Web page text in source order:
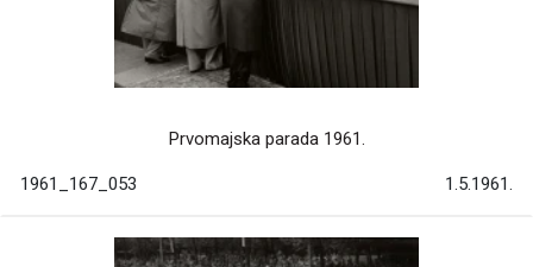
Prvomajska parada 1961.
1961_167_053 1.5.1961.